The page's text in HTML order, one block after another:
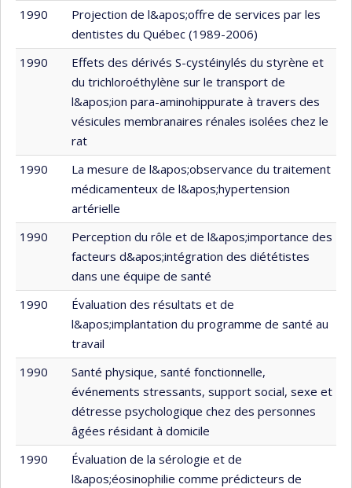
1990
Projection de l&apos;offre de services par les
dentistes du Québec (1989-2006)
1990
Effets des dérivés S-cystéinylés du styrène et
du trichloroéthylène sur le transport de
l&apos;ion para-aminohippurate à travers des
vésicules membranaires rénales isolées chez le
rat
1990
La mesure de l&apos;observance du traitement
médicamenteux de l&apos;hypertension
artérielle
1990
Perception du rôle et de l&apos;importance des
facteurs d&apos;intégration des diététistes
dans une équipe de santé
1990
Évaluation des résultats et de
l&apos;implantation du programme de santé au
travail
1990
Santé physique, santé fonctionnelle,
événements stressants, support social, sexe et
détresse psychologique chez des personnes
âgées résidant à domicile
1990
Évaluation de la sérologie et de
l&apos;éosinophilie comme prédicteurs de